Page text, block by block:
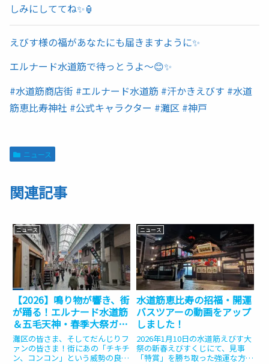
しみにしててね✨🏮
えびす様の福があなたにも届きますように✨
エルナード水道筋で待っとうよ〜😊✨
#水道筋商店街 #エルナード水道筋 #汗かきえびす #水道
筋恵比寿神社 #公式キャラクター #灘区 #神戸
ニュース
関連記事
ニュース
【2026】鳴り物が響き、街
が踊る！エルナード水道筋
＆五毛天神・春季大祭ガイ
ド
灘区の皆さま、そしてだんじりフ
ァンの皆さま！街にあの「チキチ
ン、コンコン」という威勢の良い
ニュース
水道筋恵比寿の招福・開運
バスツアーの動画をアップ
しました！
2026年1月10日の水道筋えびす大
祭の新春えびすくじにて、見事
「特賞」を勝ち取った強運な方々